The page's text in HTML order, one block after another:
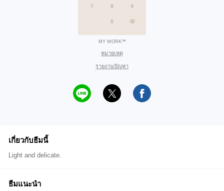
MY WORK™
หมายเหตุ
รายงานปัญหา
เกี่ยวกับธีมนี้
Light and delicate.
ธีมแนะนำ